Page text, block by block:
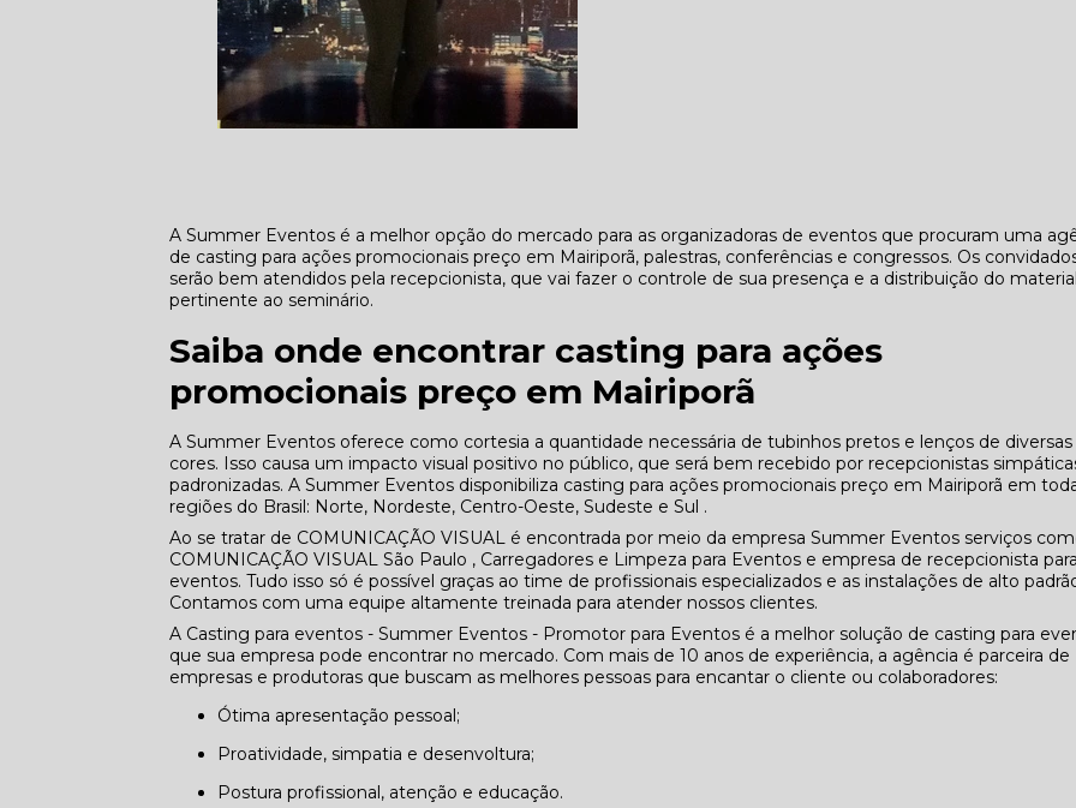
A Summer Eventos é a melhor opção do mercado para as organizadoras de eventos que procuram uma
de casting para ações promocionais preço em Mairiporã, palestras, conferências e congressos. Os
serão bem atendidos pela recepcionista, que vai fazer o controle de sua presença e a distribuição do material
pertinente ao seminário.
Saiba onde encontrar casting para ações
promocionais preço em Mairiporã
A Summer Eventos oferece como cortesia a quantidade necessária de tubinhos pretos e lenços de diversas
cores. Isso causa um impacto visual positivo no público, que será bem recebido por recepcionistas
padronizadas. A Summer Eventos disponibiliza casting para ações promocionais preço em Mairiporã em
regiões do Brasil: Norte, Nordeste, Centro-Oeste, Sudeste e Sul .
Ao se tratar de COMUNICAÇÃO VISUAL é encontrada por meio da empresa Summer Eventos serviços
COMUNICAÇÃO VISUAL São Paulo , Carregadores e Limpeza para Eventos e empresa de recepcionista para
eventos. Tudo isso só é possível graças ao time de profissionais especializados e as instalações de alto
Contamos com uma equipe altamente treinada para atender nossos clientes.
A Casting para eventos - Summer Eventos - Promotor para Eventos é a melhor solução de casting para
que sua empresa pode encontrar no mercado. Com mais de 10 anos de experiência, a agência é parceira de
empresas e produtoras que buscam as melhores pessoas para encantar o cliente ou colaboradores:
Ótima apresentação pessoal;
Proatividade, simpatia e desenvoltura;
Postura profissional, atenção e educação.